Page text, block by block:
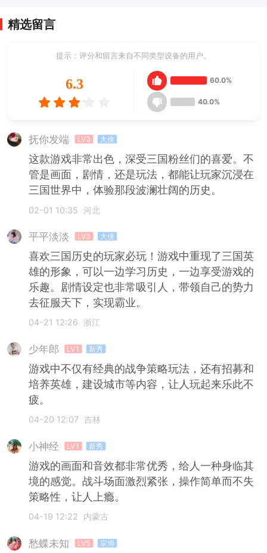
精选留言
提示：评分和留言来自不同类型设备的用户。
6.3 60.0%
40.0%
抚你发端 LV3 大侠
这款游戏非常出色，深受三国粉丝们的喜爱。不
管是画面，剧情，还是玩法，都能让玩家沉浸在
三国世界中，体验那段波澜壮阔的历史。
02-01 10:35 河北
平平淡淡 LV3 大侠
喜欢三国历史的玩家必玩！游戏中重现了三国英
雄的形象，可以一边学习历史，一边享受游戏的
乐趣。剧情设定也非常吸引人，带领自己的势力
去征服天下，实现霸业。
04-21 12:26 浙江
少年郎 LV1 新秀
游戏中不仅有经典的战争策略玩法，还有招募和
培养英雄，建设城市等内容，让人玩起来乐此不
疲。
04-20 12:07 吉林
小神经 LV1 新秀
游戏的画面和音效都非常优秀，给人一种身临其
境的感觉。战斗场面激烈紧张，操作简单而不失
策略性，让人上瘾。
04-19 12:22 内蒙古
愁蝶未知 LV5 宗师